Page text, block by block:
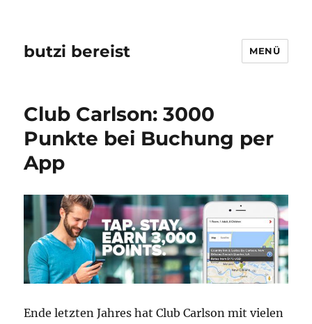
butzi bereist MENÜ
Club Carlson: 3000
Punkte bei Buchung per
App
Ende letzten Jahres hat Club Carlson mit vielen